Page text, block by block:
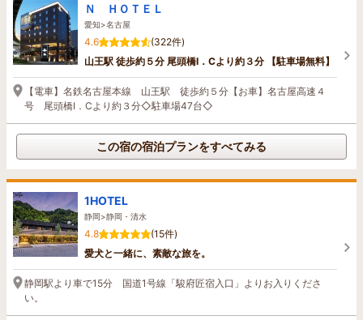
Ｎ ＨＯＴＥＬ
愛知>名古屋
4.6
(322件)
山王駅 徒歩約５分 尾頭橋I．Cより約３分 【駐車場無料】
【電車】名鉄名古屋本線 山王駅 徒歩約５分【お車】名古屋高速４
号 尾頭橋I．Cより約３分◇駐車場47台◇
この宿の宿泊プランをすべてみる
1HOTEL
静岡>静岡・清水
4.8
(15件)
愛犬と一緒に、素敵な旅を。
静岡駅より車で15分 国道1号線「駿府匠宿入口」よりお入りくださ
い。